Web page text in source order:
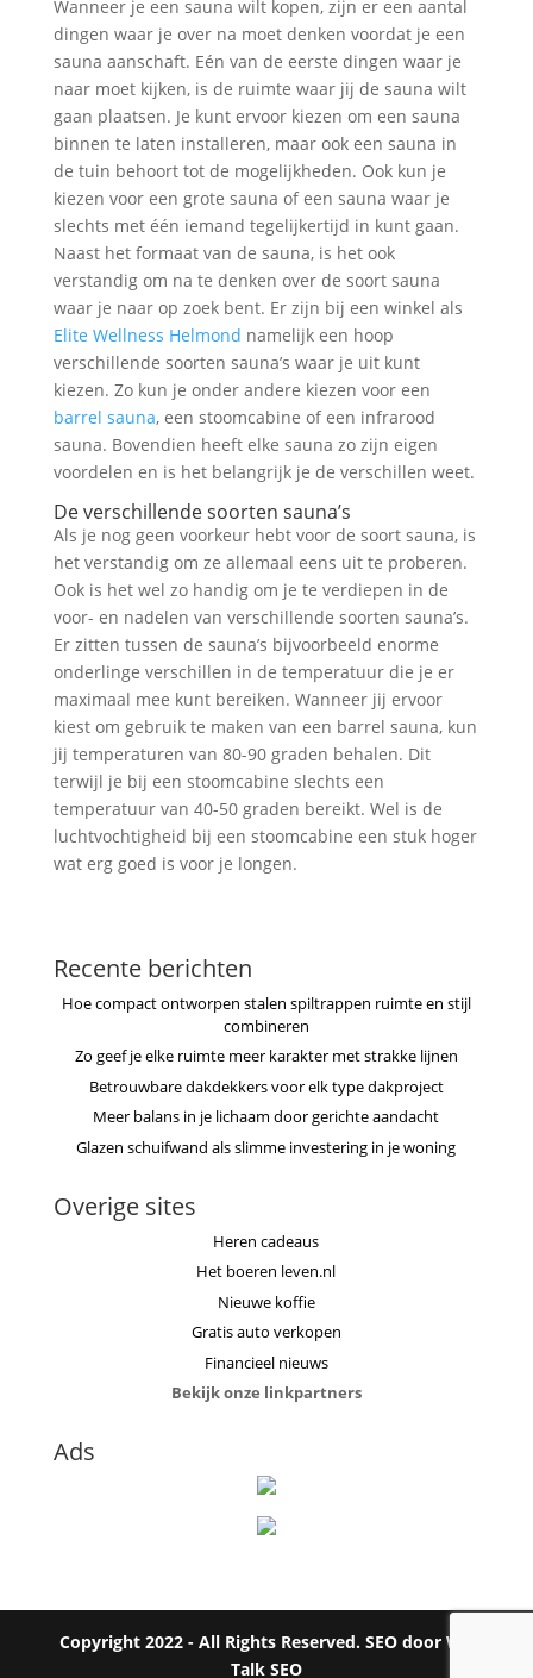
Wanneer je een sauna wilt kopen, zijn er een aantal
dingen waar je over na moet denken voordat je een
sauna aanschaft. Eén van de eerste dingen waar je
naar moet kijken, is de ruimte waar jij de sauna wilt
gaan plaatsen. Je kunt ervoor kiezen om een sauna
binnen te laten installeren, maar ook een sauna in
de tuin behoort tot de mogelijkheden. Ook kun je
kiezen voor een grote sauna of een sauna waar je
slechts met één iemand tegelijkertijd in kunt gaan.
Naast het formaat van de sauna, is het ook
verstandig om na te denken over de soort sauna
waar je naar op zoek bent. Er zijn bij een winkel als
Elite Wellness Helmond namelijk een hoop
verschillende soorten sauna’s waar je uit kunt
kiezen. Zo kun je onder andere kiezen voor een
barrel sauna, een stoomcabine of een infrarood
sauna. Bovendien heeft elke sauna zo zijn eigen
voordelen en is het belangrijk je de verschillen weet.
De verschillende soorten sauna’s
Als je nog geen voorkeur hebt voor de soort sauna, is
het verstandig om ze allemaal eens uit te proberen.
Ook is het wel zo handig om je te verdiepen in de
voor- en nadelen van verschillende soorten sauna’s.
Er zitten tussen de sauna’s bijvoorbeeld enorme
onderlinge verschillen in de temperatuur die je er
maximaal mee kunt bereiken. Wanneer jij ervoor
kiest om gebruik te maken van een barrel sauna, kun
jij temperaturen van 80-90 graden behalen. Dit
terwijl je bij een stoomcabine slechts een
temperatuur van 40-50 graden bereikt. Wel is de
luchtvochtigheid bij een stoomcabine een stuk hoger
wat erg goed is voor je longen.
Recente berichten
Hoe compact ontworpen stalen spiltrappen ruimte en stijl
combineren
Zo geef je elke ruimte meer karakter met strakke lijnen
Betrouwbare dakdekkers voor elk type dakproject
Meer balans in je lichaam door gerichte aandacht
Glazen schuifwand als slimme investering in je woning
Overige sites
Heren cadeaus
Het boeren leven.nl
Nieuwe koffie
Gratis auto verkopen
Financieel nieuws
Bekijk onze linkpartners
Ads
Copyright 2022 - All Rights Reserved. SEO doorWe
Talk SEO